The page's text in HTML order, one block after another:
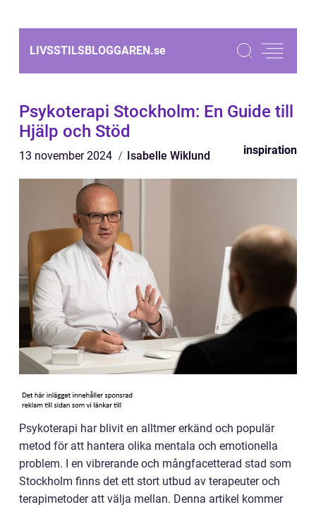
LIVSSTILSBLOGGAREN.se
Psykoterapi Stockholm: En Guide till
Hjälp och Stöd
13 november 2024 Isabelle Wiklund inspiration
Psykoterapi har blivit en alltmer erkänd och populär
metod för att hantera olika mentala och emotionella
problem. I en vibrerande och mångfacetterad stad som
Stockholm finns det ett stort utbud av terapeuter och
terapimetoder att välja mellan. Denna artikel kommer